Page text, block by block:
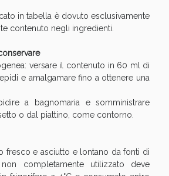
in tabella è dovuto esclusivamente
contenuto negli ingredienti.
versare il contenuto in 60 ml di
e amalgamare fino a ottenere una
a bagnomaria e somministrare
o dal piattino, come contorno.
fresco e asciutto e lontano da fonti di
completamente utilizzato deve
Sconti fino al 45% oggi!